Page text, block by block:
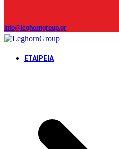
info@leghorngroup.gr
ΕΤΑΙΡΕΊΑ